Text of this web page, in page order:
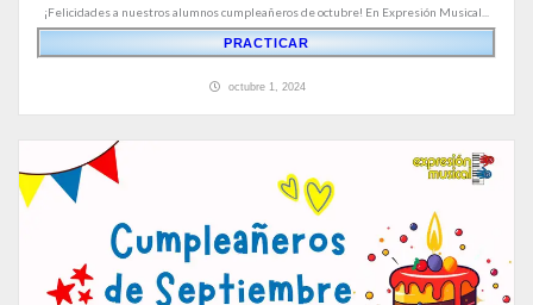
¡Felicidades a nuestros alumnos cumpleañeros de octubre! En Expresión Musical...
PRACTICAR
octubre 1, 2024